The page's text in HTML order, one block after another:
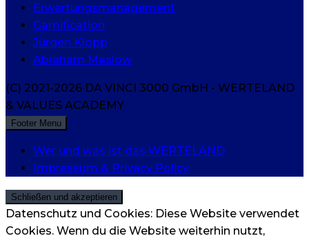
Erwartungsmanagement
Gamification
Jürgen Klopp
Abraham Maslow
(C) 2021-2026 DA VINCI 3000 GmbH - WERTELAND
& VALUES ACADEMY
Footer Menu
Wer und was ist das WERTELAND
Impressum & Privacy Policy
Datenschutz und Cookies: Diese Website verwendet
Cookies. Wenn du die Website weiterhin nutzt,